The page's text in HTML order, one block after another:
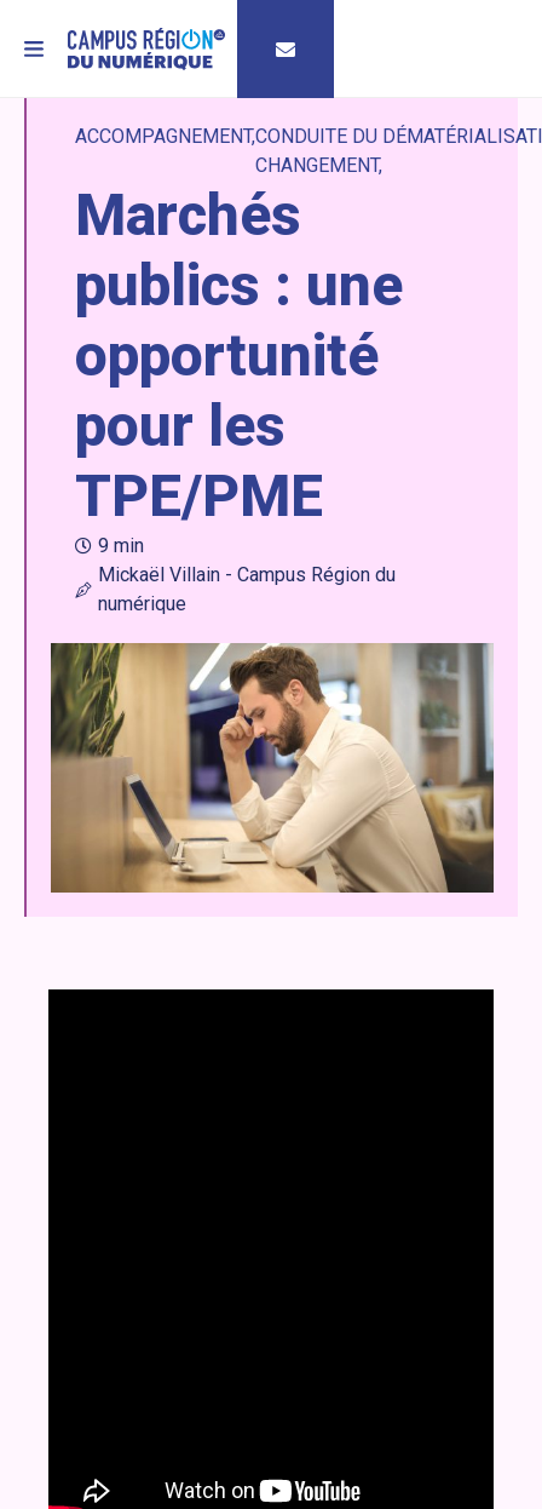
MENU
ACCOMPAGNEMENTCONDUITE DU
CHANGEMENT
Marchés
publics : une
opportunité
pour les
TPE/PME
9 min
Mickaël Villain - Campus Région du
numérique